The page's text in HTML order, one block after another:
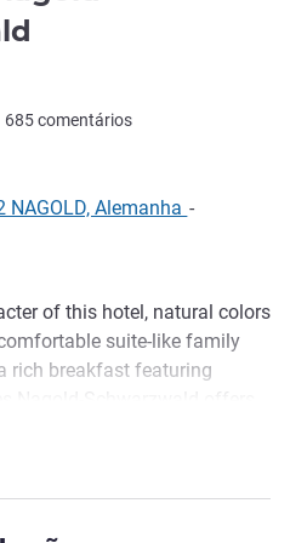
ALL)
685 comentários
NAGOLD, Alemanha -
of this hotel, natural colors
suite-like family
rich breakfast featuring
until 10 p.m. and WIFI in
hotel is close to